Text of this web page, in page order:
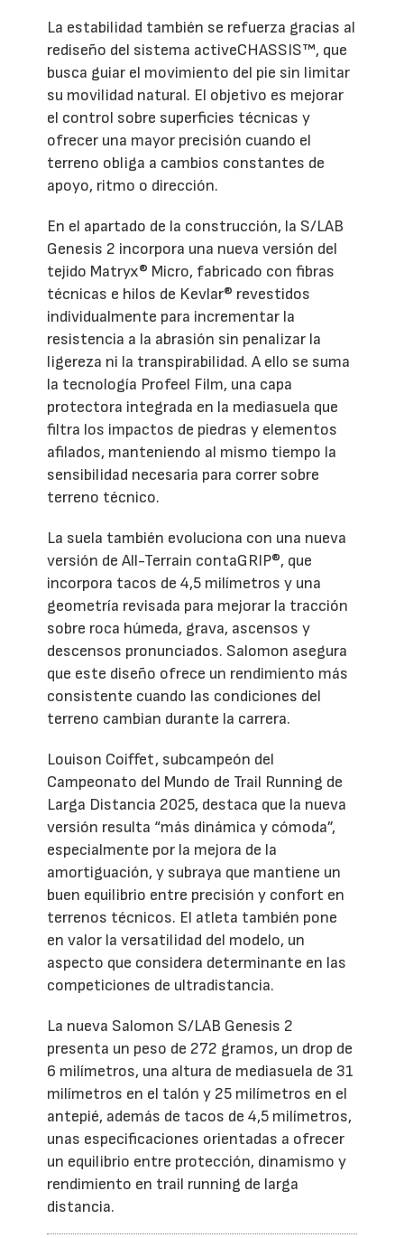
La estabilidad también se refuerza gracias al
rediseño del sistema activeCHASSIS™, que
busca guiar el movimiento del pie sin limitar
su movilidad natural. El objetivo es mejorar
el control sobre superficies técnicas y
ofrecer una mayor precisión cuando el
terreno obliga a cambios constantes de
apoyo, ritmo o dirección.
En el apartado de la construcción, la S/LAB
Genesis 2 incorpora una nueva versión del
tejido Matryx® Micro, fabricado con fibras
técnicas e hilos de Kevlar® revestidos
individualmente para incrementar la
resistencia a la abrasión sin penalizar la
ligereza ni la transpirabilidad. A ello se suma
la tecnología Profeel Film, una capa
protectora integrada en la mediasuela que
filtra los impactos de piedras y elementos
afilados, manteniendo al mismo tiempo la
sensibilidad necesaria para correr sobre
terreno técnico.
La suela también evoluciona con una nueva
versión de All-Terrain contaGRIP®, que
incorpora tacos de 4,5 milímetros y una
geometría revisada para mejorar la tracción
sobre roca húmeda, grava, ascensos y
descensos pronunciados. Salomon asegura
que este diseño ofrece un rendimiento más
consistente cuando las condiciones del
terreno cambian durante la carrera.
Louison Coiffet, subcampeón del
Campeonato del Mundo de Trail Running de
Larga Distancia 2025, destaca que la nueva
versión resulta “más dinámica y cómoda”,
especialmente por la mejora de la
amortiguación, y subraya que mantiene un
buen equilibrio entre precisión y confort en
terrenos técnicos. El atleta también pone
en valor la versatilidad del modelo, un
aspecto que considera determinante en las
competiciones de ultradistancia.
La nueva Salomon S/LAB Genesis 2
presenta un peso de 272 gramos, un drop de
6 milímetros, una altura de mediasuela de 31
milímetros en el talón y 25 milímetros en el
antepié, además de tacos de 4,5 milímetros,
unas especificaciones orientadas a ofrecer
un equilibrio entre protección, dinamismo y
rendimiento en trail running de larga
distancia.